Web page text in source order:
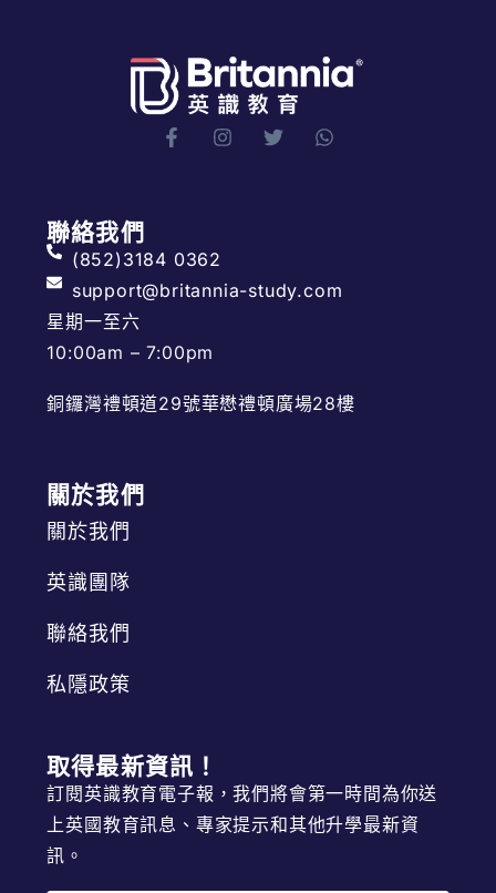
聯絡我們
(852)3184 0362
support@britannia-study.com
星期一至六
10:00am – 7:00pm
銅鑼灣禮頓道29號華懋禮頓廣場28樓
關於我們
關於我們
英識團隊
聯絡我們
私隱政策
取得最新資訊！
訂閱英識教育電子報，我們將會第一時間為你送
上英國教育訊息、專家提示和其他升學最新資
訊。